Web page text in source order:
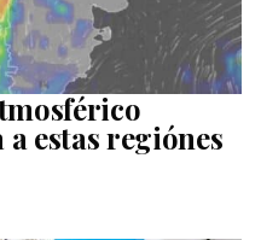
estas regiónes